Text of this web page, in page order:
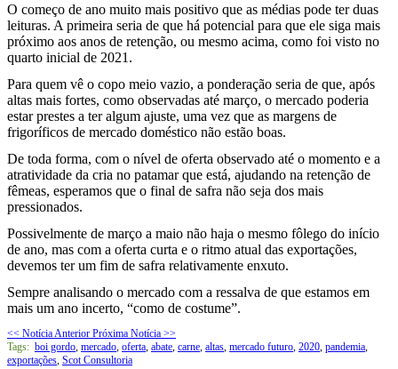
O começo de ano muito mais positivo que as médias pode ter duas
leituras. A primeira seria de que há potencial para que ele siga mais
próximo aos anos de retenção, ou mesmo acima, como foi visto no
quarto inicial de 2021.
Para quem vê o copo meio vazio, a ponderação seria de que, após
altas mais fortes, como observadas até março, o mercado poderia
estar prestes a ter algum ajuste, uma vez que as margens de
frigoríficos de mercado doméstico não estão boas.
De toda forma, com o nível de oferta observado até o momento e a
atratividade da cria no patamar que está, ajudando na retenção de
fêmeas, esperamos que o final de safra não seja dos mais
pressionados.
Possivelmente de março a maio não haja o mesmo fôlego do início
de ano, mas com a oferta curta e o ritmo atual das exportações,
devemos ter um fim de safra relativamente enxuto.
Sempre analisando o mercado com a ressalva de que estamos em
mais um ano incerto, “como de costume”.
<< Notícia Anterior Próxima Notícia >>
Tags: boi gordo mercado oferta abate carne altas mercado futuro 2020 pandemia
exportações Scot Consultoria